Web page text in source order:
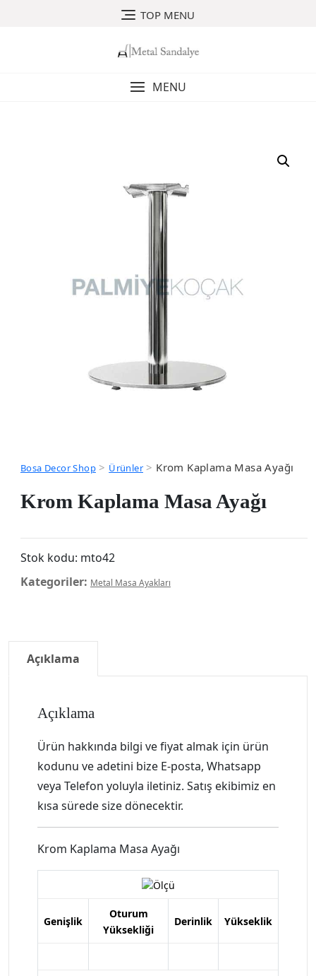
TOP MENU
MENU
Bosa Decor Shop> Ürünler> Krom Kaplama Masa Ayağı
Krom Kaplama Masa Ayağı
Stok kodu: mto42
Kategoriler: Metal Masa Ayakları
Açıklama
Açıklama
Ürün hakkında bilgi ve fiyat almak için ürün
kodunu ve adetini bize E-posta, Whatsapp
veya Telefon yoluyla iletiniz. Satış ekibimiz en
kısa sürede size dönecektir.
Krom Kaplama Masa Ayağı
Genişlik
Oturum
Yüksekliği
Derinlik Yükseklik